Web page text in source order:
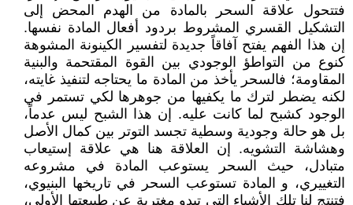
فتتحول علاقة السحر بالمادة من الهدم المحض إلى
التشكيل القسري المشروط بردود أفعال المادة نفسها.
إن هذا الفهم يفتح آفاقاً جديدة لتفسير الكينونة المشوهة
كنوع من التواطؤ الوجودي بين القوة المقتحمة والبنية
المقاومة؛ فالسحر يأخذ من المادة ما يحتاجه لتنفيذ غايته،
لكنه يضطر لترك ما يكفيها من جوهرها لكي تستمر في
الوجود كشبح لما كانت عليه. إن هذا الشبح ليس عدماً،
بل هو حالة وجودية وسطية تجسد التوتر بين كمال الأصل
وهشاشة التشويه. إن العلاقة هنا هي علاقة إستيعاب
متبادل، حيث السحر يستوعب المادة في مشروعه
التغييري، و المادة تستوعب السحر في تاريخها البنيوي،
فتنتج لنا تلك الأشياء التي تبدو مغتربة عن طبيعتها الأولى،